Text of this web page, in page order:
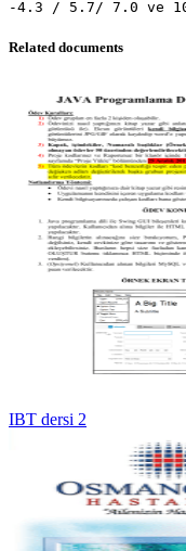
Related documents
IBT dersi 2